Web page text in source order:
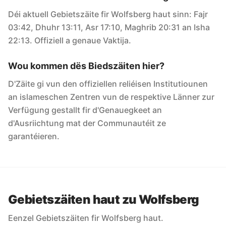
Déi aktuell Gebietszäite fir Wolfsberg haut sinn: Fajr
03:42, Dhuhr 13:11, Asr 17:10, Maghrib 20:31 an Isha
22:13. Offiziell a genaue Vaktija.
Wou kommen dës Biedszäiten hier?
D'Zäite gi vun den offiziellen reliéisen Institutiounen
an islameschen Zentren vun de respektive Länner zur
Verfügung gestallt fir d'Genauegkeet an
d'Ausriichtung mat der Communautéit ze
garantéieren.
Gebietszäiten haut zu Wolfsberg
Eenzel Gebietszäiten fir Wolfsberg haut.